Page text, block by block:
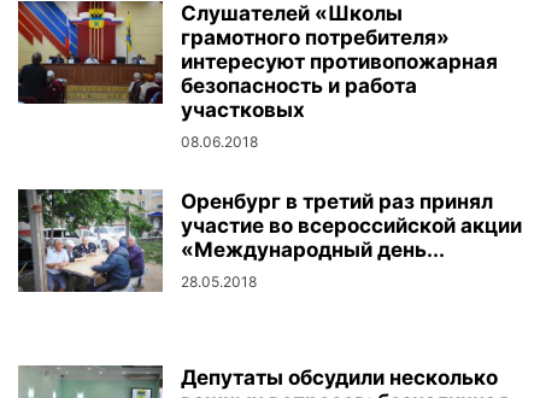
Слушателей «Школы
грамотного потребителя»
интересуют противопожарная
безопасность и работа
участковых
08.06.2018
Оренбург в третий раз принял
участие во всероссийской акции
«Международный день...
28.05.2018
Депутаты обсудили несколько